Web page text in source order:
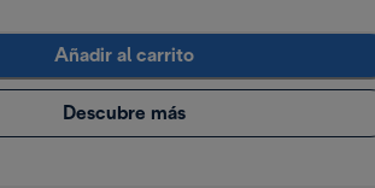
Añadir al carrito
Descubre más